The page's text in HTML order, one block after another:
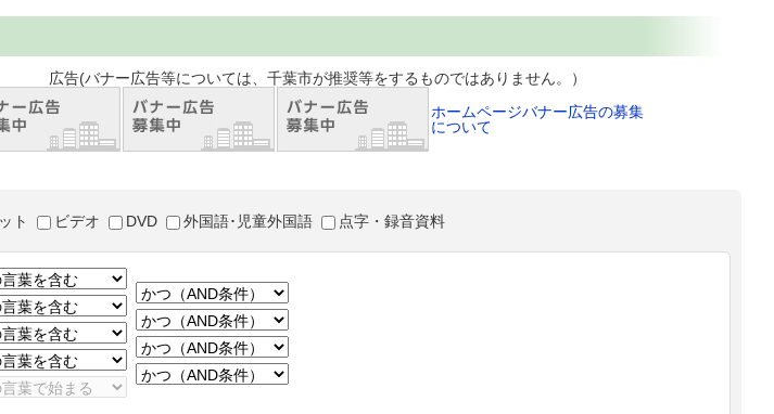
ついては、千葉市が推奨等をするものではありません。）
ホームページバナー広告の募集
について
ト ビデオ DVD 外国語･児童外国語 点字・録音資料